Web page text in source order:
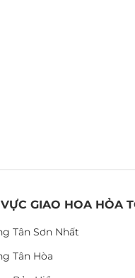
GIAO HOA HỎA
Tân Sơn Nhất
Tân Hòa